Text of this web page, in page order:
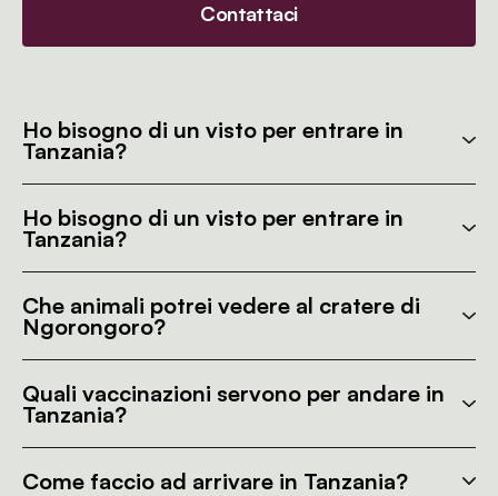
Contattaci
Ho bisogno di un visto per entrare in
Tanzania?
Ho bisogno di un visto per entrare in
Tanzania?
Che animali potrei vedere al cratere di
Ngorongoro?
Quali vaccinazioni servono per andare in
Tanzania?
Come faccio ad arrivare in Tanzania?